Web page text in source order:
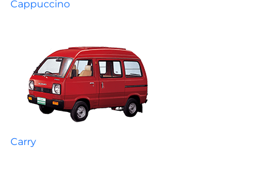
Cappuccino
Carry